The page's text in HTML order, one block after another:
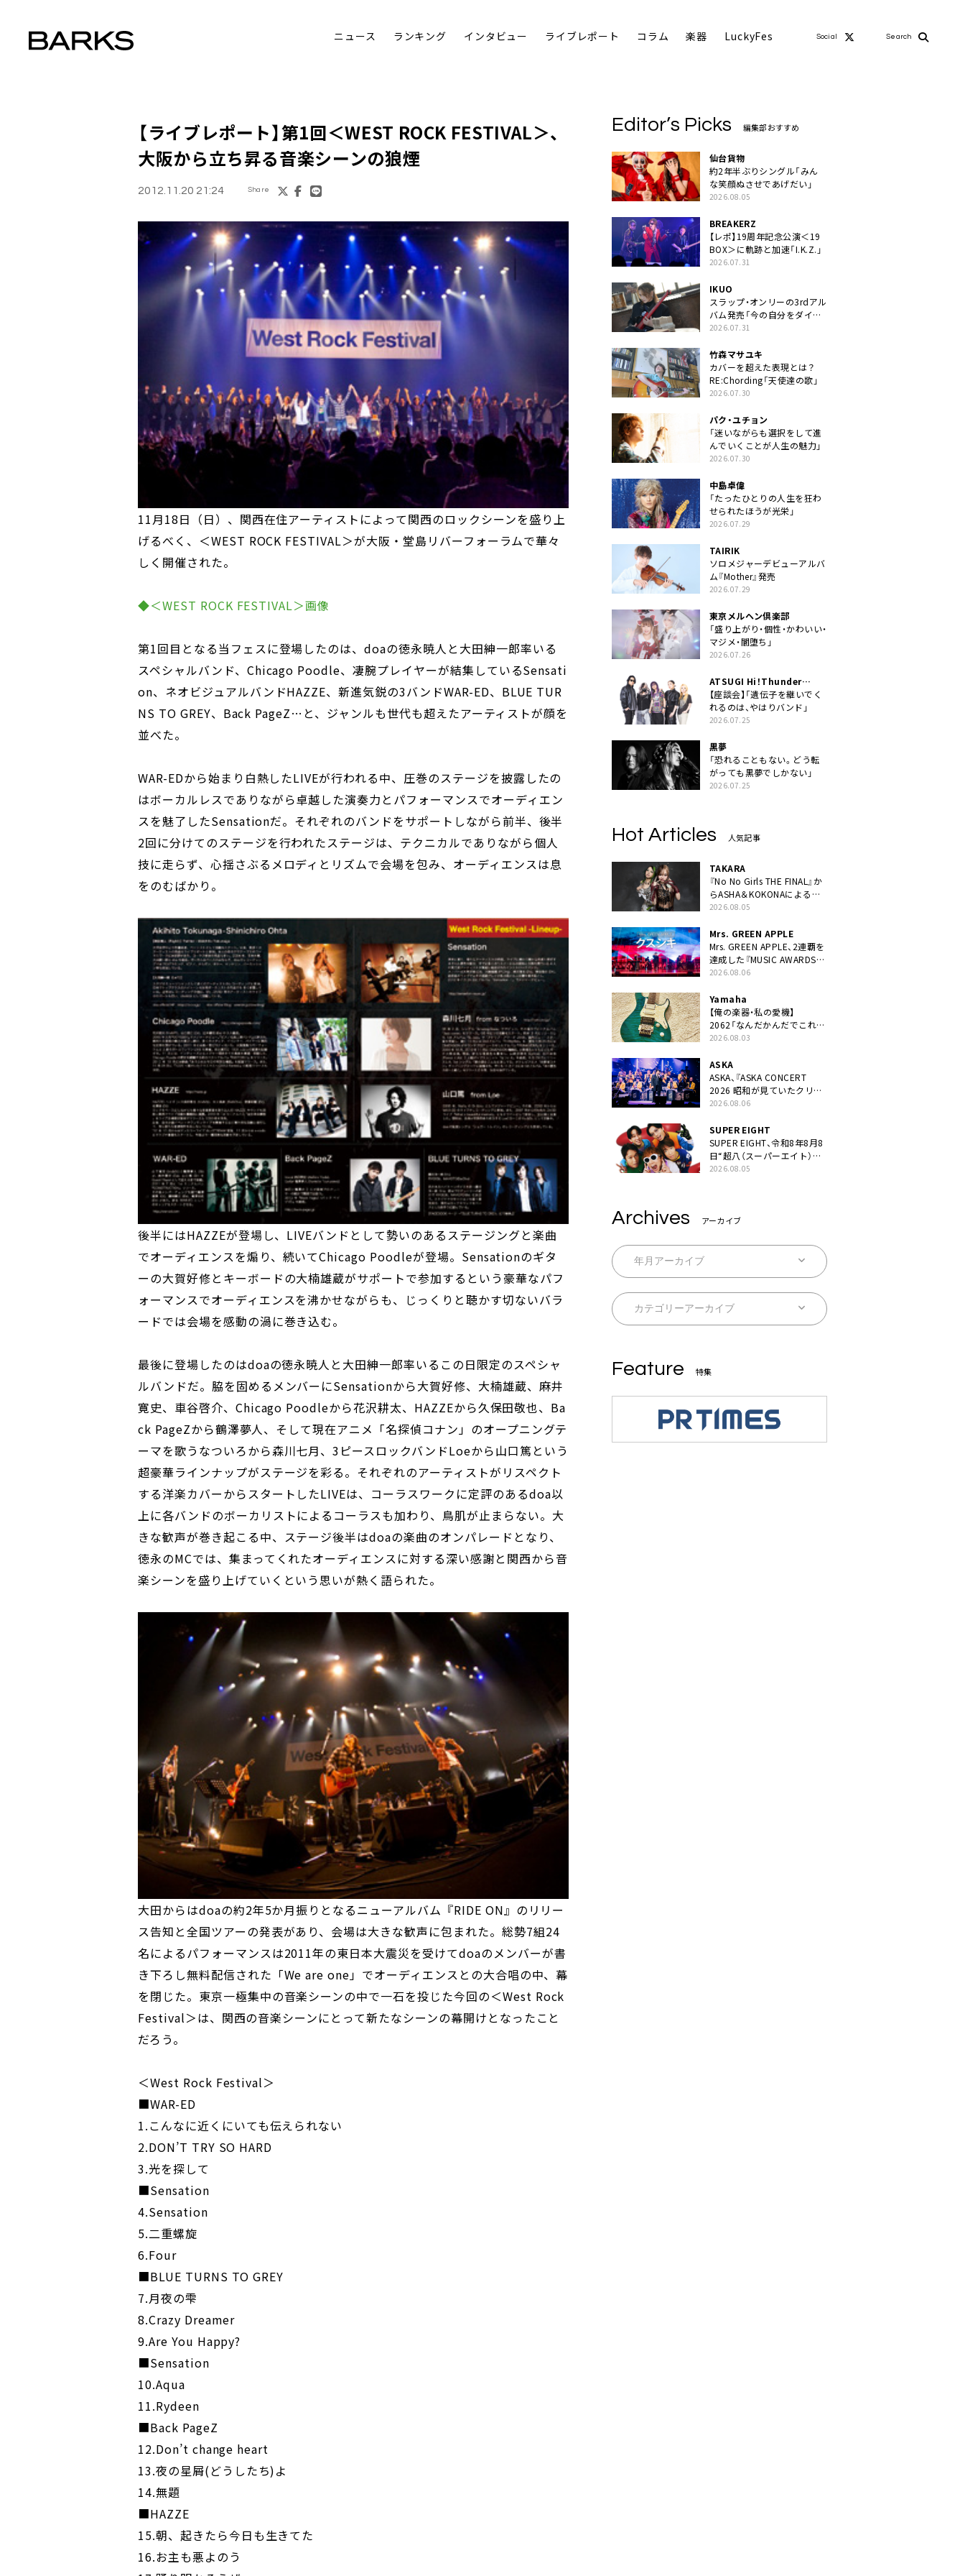
ニュース ランキング インタビュー ライブレポート コラム 楽器 LuckyFes Social Search
【ライブレポート】第1回＜WEST ROCK FESTIVAL＞、
大阪から立ち昇る音楽シーンの狼煙
2012.11.20 21:24 Share
11月18日（日）、関西在住アーティストによって関西のロックシーンを盛り上
げるべく、＜WEST ROCK FESTIVAL＞が大阪・堂島リバーフォーラムで華々
しく開催された。
◆＜WEST ROCK FESTIVAL＞画像
第1回目となる当フェスに登場したのは、doaの徳永暁人と大田紳一郎率いる
スペシャルバンド、Chicago Poodle、凄腕プレイヤーが結集しているSensati
on、ネオビジュアルバンドHAZZE、新進気鋭の3バンドWAR-ED、BLUE TUR
NS TO GREY、Back PageZ…と、ジャンルも世代も超えたアーティストが顔を
並べた。
WAR-EDから始まり白熱したLIVEが行われる中、圧巻のステージを披露したの
はボーカルレスでありながら卓越した演奏力とパフォーマンスでオーディエン
スを魅了したSensationだ。それぞれのバンドをサポートしながら前半、後半
2回に分けてのステージを行われたステージは、テクニカルでありながら個人
技に走らず、心揺さぶるメロディとリズムで会場を包み、オーディエンスは息
をのむばかり。
後半にはHAZZEが登場し、LIVEバンドとして勢いのあるステージングと楽曲
でオーディエンスを煽り、続いてChicago Poodleが登場。Sensationのギタ
ーの大賀好修とキーボードの大楠雄蔵がサポートで参加するという豪華なパフ
ォーマンスでオーディエンスを沸かせながらも、じっくりと聴かす切ないバラ
ードでは会場を感動の渦に巻き込む。
最後に登場したのはdoaの徳永暁人と大田紳一郎率いるこの日限定のスペシャ
ルバンドだ。脇を固めるメンバーにSensationから大賀好修、大楠雄蔵、麻井
寛史、車谷啓介、Chicago Poodleから花沢耕太、HAZZEから久保田敬也、Ba
ck PageZから鶴澤夢人、そして現在アニメ「名探偵コナン」のオープニングテ
ーマを歌うなついろから森川七月、3ピースロックバンドLoeから山口篤という
超豪華ラインナップがステージを彩る。それぞれのアーティストがリスペクト
する洋楽カバーからスタートしたLIVEは、コーラスワークに定評のあるdoa以
上に各バンドのボーカリストによるコーラスも加わり、鳥肌が止まらない。大
きな歓声が巻き起こる中、ステージ後半はdoaの楽曲のオンパレードとなり、
徳永のMCでは、集まってくれたオーディエンスに対する深い感謝と関西から音
楽シーンを盛り上げていくという思いが熱く語られた。
大田からはdoaの約2年5か月振りとなるニューアルバム『RIDE ON』のリリー
ス告知と全国ツアーの発表があり、会場は大きな歓声に包まれた。総勢7組24
名によるパフォーマンスは2011年の東日本大震災を受けてdoaのメンバーが書
き下ろし無料配信された「We are one」でオーディエンスとの大合唱の中、幕
を閉じた。東京一極集中の音楽シーンの中で一石を投じた今回の＜West Rock
Festival＞は、関西の音楽シーンにとって新たなシーンの幕開けとなったこと
だろう。
＜West Rock Festival＞
■WAR-ED
1.こんなに近くにいても伝えられない
2.DON’T TRY SO HARD
3.光を探して
■Sensation
4.Sensation
5.二重螺旋
6.Four
■BLUE TURNS TO GREY
7.月夜の雫
8.Crazy Dreamer
9.Are You Happy?
■Sensation
10.Aqua
11.Rydeen
■Back PageZ
12.Don’t change heart
13.夜の星屑(どうしたち)よ
14.無題
■HAZZE
15.朝、起きたら今日も生きてた
16.お主も悪よのう
Editor’s Picks 編集部おすすめ
仙台貨物
約2年半ぶりシングル「みん
な笑顔ぬさせであげだい」
2026.08.05
BREAKERZ
【レポ】19周年記念公演＜19
BOX＞に軌跡と加速「I.K.Z.」
2026.07.31
IKUO
スラップ・オンリーの3rdアル
バム発売「今の自分をダイレ
クトに」
2026.07.31
竹森マサユキ
カバーを超えた表現とは？
RE:Chording「天使達の歌」
2026.07.30
パク・ユチョン
「迷いながらも選択をして進
んでいくことが人生の魅力」
2026.07.30
中島卓偉
「たったひとりの人生を狂わ
せられたほうが光栄」
2026.07.29
TAIRIK
ソロメジャーデビューアルバ
ム『Mother』発売
2026.07.29
東京メルヘン倶楽部
「盛り上がり・個性・かわいい・
マジメ・闇堕ち」
2026.07.26
ATSUGI Hi！Thunder
Rock Festival
【座談会】「遺伝子を継いでく
れるのは、やはりバンド」
2026.07.25
黒夢
「恐れることもない。どう転
がっても黒夢でしかない」
2026.07.25
Hot Articles 人気記事
TAKARA
『No No Girls THE FINAL』か
らASHA＆KOKONAによるユ
ニット・TAKARAがデビュー
2026.08.05
Mrs. GREEN APPLE
Mrs. GREEN APPLE、2連覇を
達成した『MUSIC AWARDS
JAPAN 2026』での「クスシ
YouTube公開
2026.08.06
Yamaha
【俺の楽器・私の愛機】
2062「なんだかんだでこれが
1番」
2026.08.03
ASKA
ASKA、『ASKA CONCERT
2026 昭和が見ていたクリス
マス!? 』発売＆上映決定
2026.08.06
SUPER EIGHT
SUPER EIGHT、令和8年8月8
日“超八（スーパーエイト）の
日”を盛り上げるEP『ダンダ
2026.08.05
Archives アーカイブ
Feature 特集